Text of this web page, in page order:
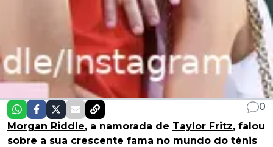
0
Morgan Riddle, a namorada de Taylor Fritz, falou
sobre a sua crescente fama no mundo do ténis